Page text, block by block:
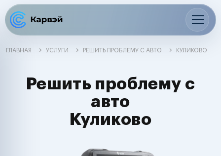
ГЛАВНАЯ УСЛУГИ РЕШИТЬ ПРОБЛЕМУ С АВТО КУЛИКОВО
Решить проблему с
авто
Куликово